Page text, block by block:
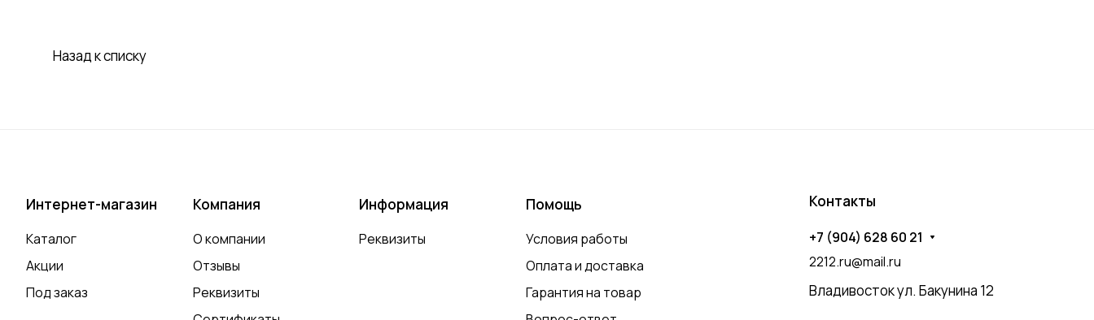
Назад к списку
Интернет-магазин
Каталог
Акции
Под заказ
Компания
О компании
Отзывы
Реквизиты
Информация
Реквизиты
Помощь
Условия работы
Оплата и доставка
Гарантия на товар
Контакты
+7 (904) 628 60 21
2212.ru@mail.ru
Владивосток ул. Бакунина 12